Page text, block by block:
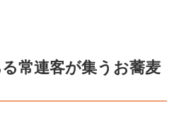
常連客が集うお蕎麦